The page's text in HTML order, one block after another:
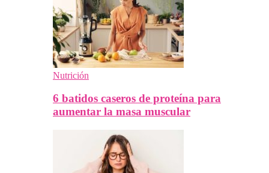
Nutrición
6 batidos caseros de proteína para
aumentar la masa muscular